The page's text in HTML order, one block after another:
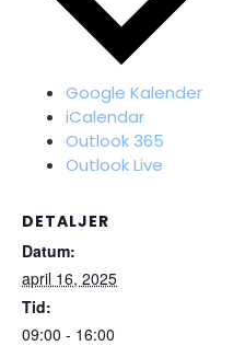
Google Kalender
iCalendar
Outlook 365
Outlook Live
DETALJER
Datum:
april 16, 2025
Tid:
09:00 - 16:00